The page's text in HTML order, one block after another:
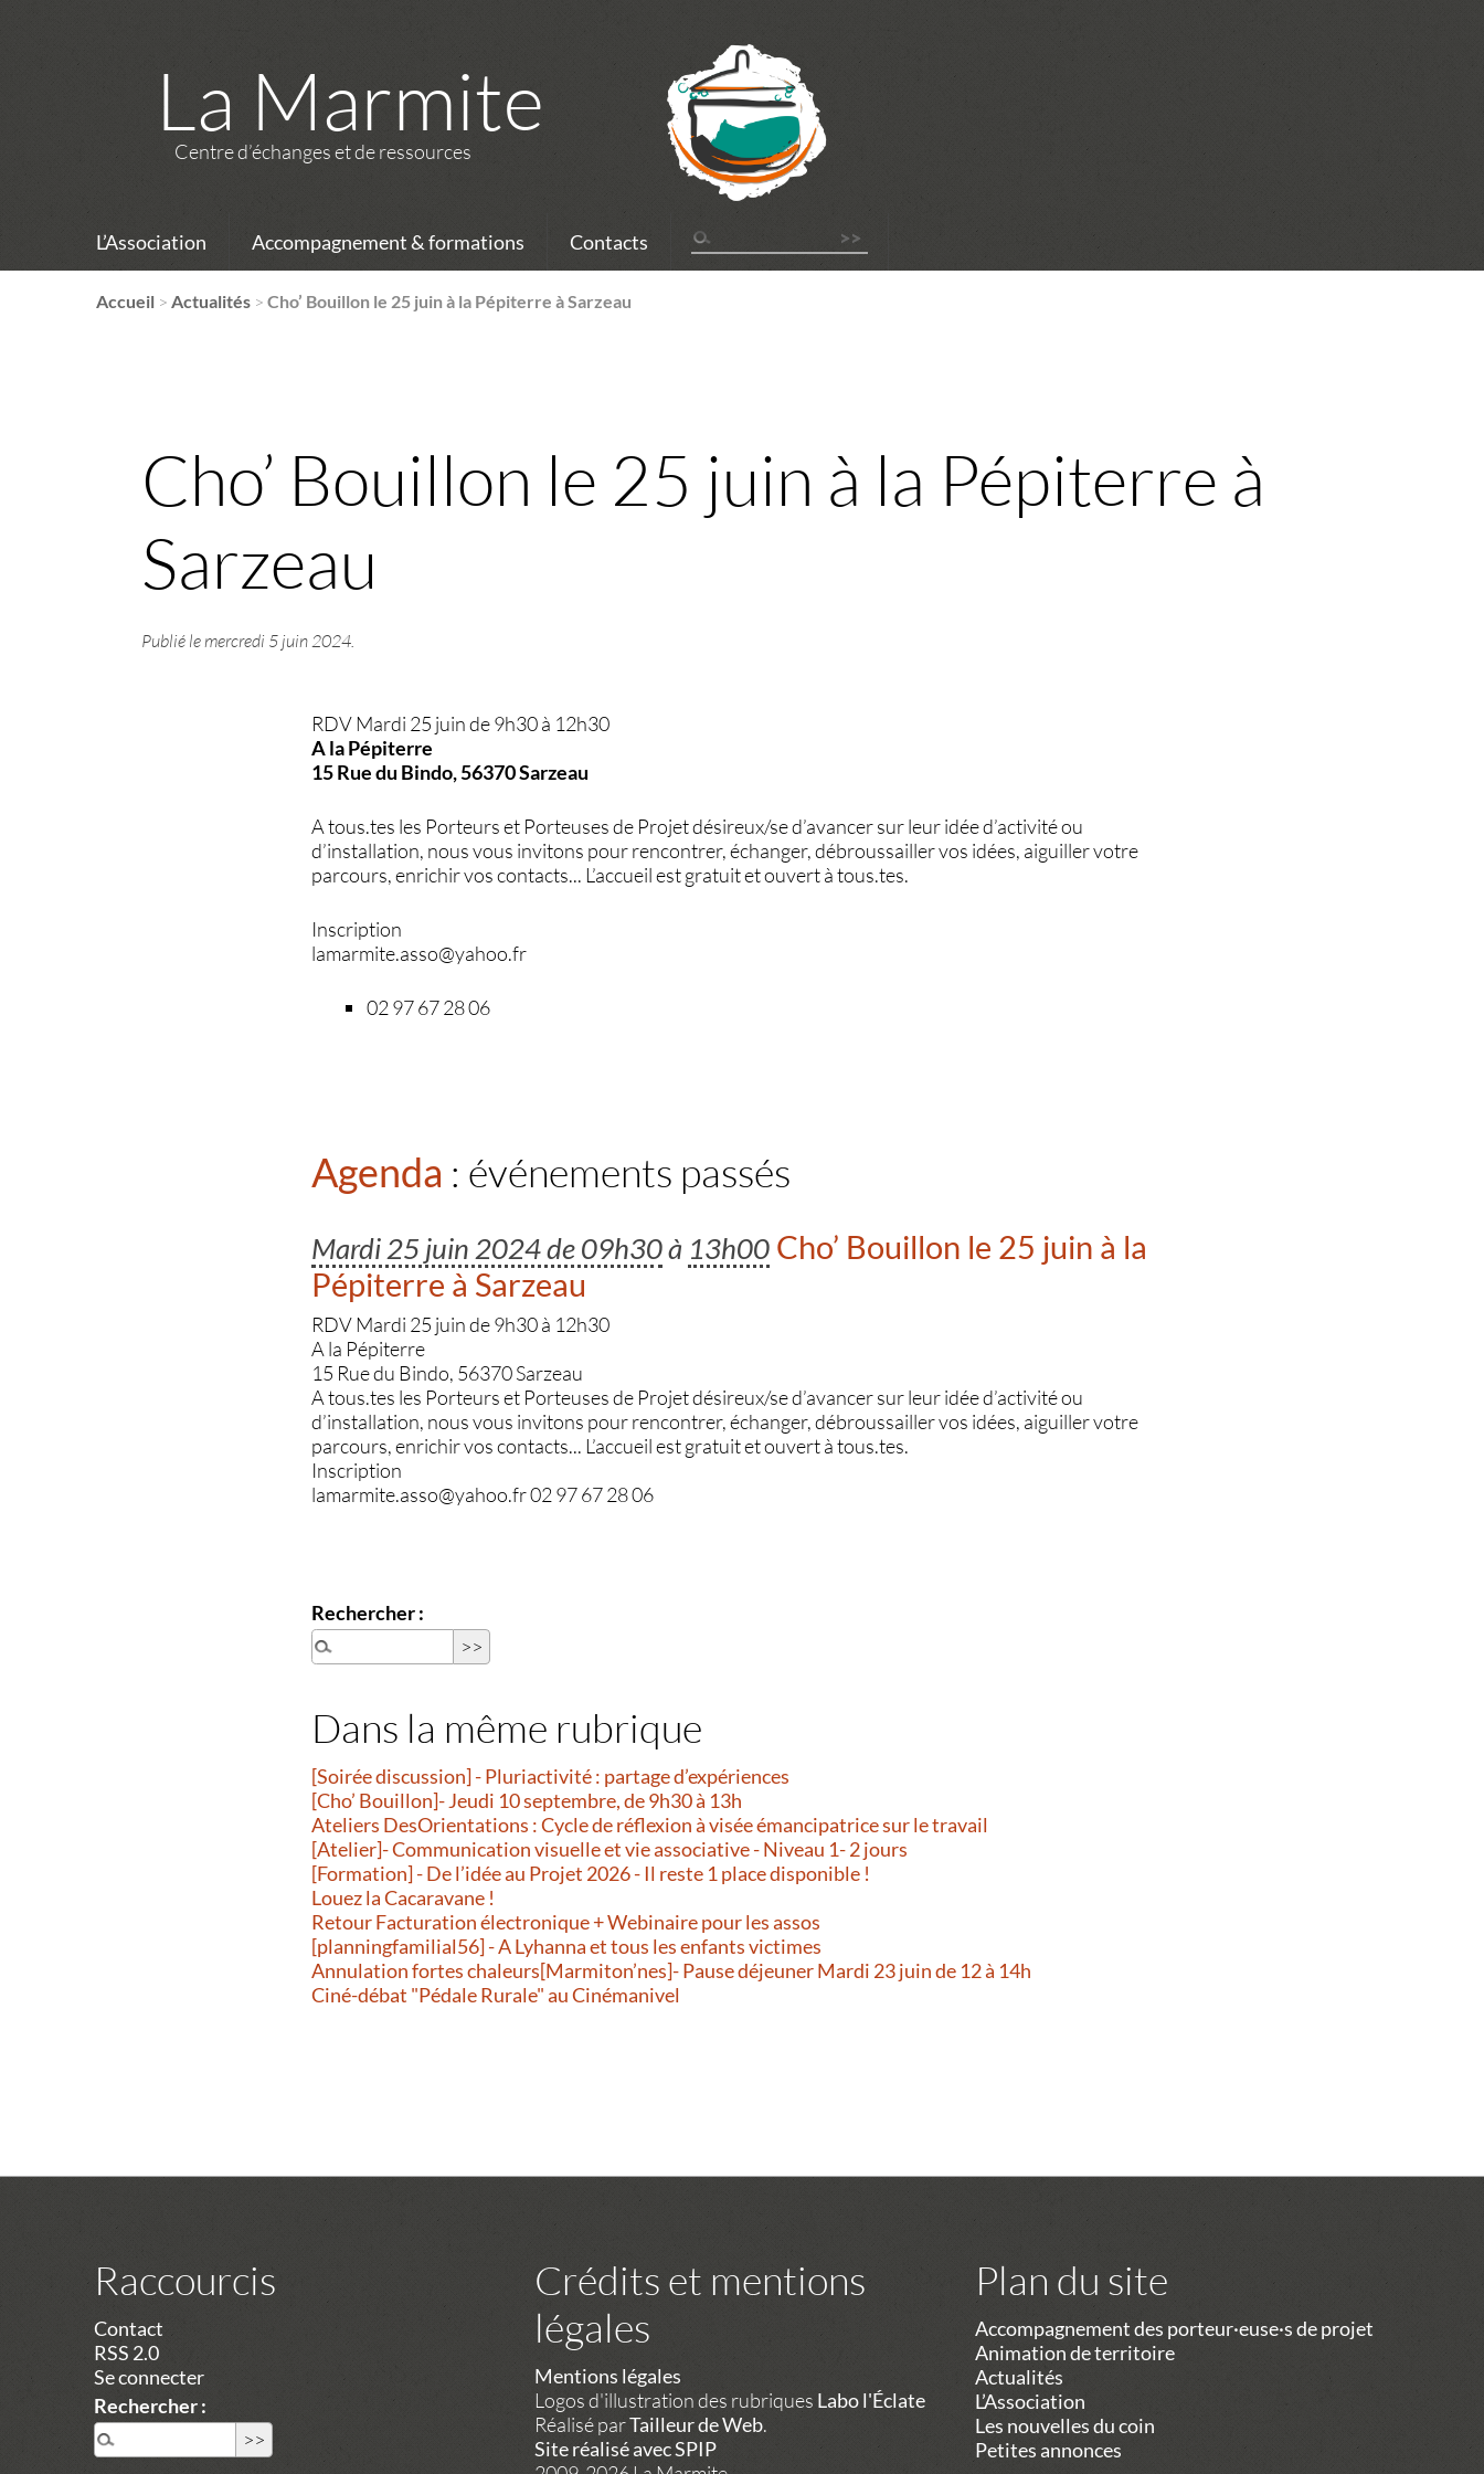
La Marmite
Centre d’échanges et de ressources
L’Association Accompagnement & formations Contacts
Accueil >Actualités >Cho’ Bouillon le 25 juin à la Pépiterre à Sarzeau
Cho’ Bouillon le 25 juin à la Pépiterre à
Sarzeau
Publié le mercredi 5 juin 2024.
RDV Mardi 25 juin de 9h30 à 12h30
A la Pépiterre
15 Rue du Bindo, 56370 Sarzeau
A tous.tes les Porteurs et Porteuses de Projet désireux/se d’avancer sur leur idée d’activité ou
d’installation, nous vous invitons pour rencontrer, échanger, débroussailler vos idées, aiguiller votre
parcours, enrichir vos contacts... L’accueil est gratuit et ouvert à tous.tes.
Inscription
lamarmite.asso@yahoo.fr
02 97 67 28 06
Agenda : événements passés
Mardi 25 juin 2024 de 09h30à 13h00 Cho’ Bouillon le 25 juin à la
Pépiterre à Sarzeau
RDV Mardi 25 juin de 9h30 à 12h30
A la Pépiterre
15 Rue du Bindo, 56370 Sarzeau
A tous.tes les Porteurs et Porteuses de Projet désireux/se d’avancer sur leur idée d’activité ou
d’installation, nous vous invitons pour rencontrer, échanger, débroussailler vos idées, aiguiller votre
parcours, enrichir vos contacts... L’accueil est gratuit et ouvert à tous.tes.
Inscription
lamarmite.asso@yahoo.fr 02 97 67 28 06
Rechercher :
Dans la même rubrique
[Soirée discussion] - Pluriactivité : partage d’expériences
[Cho’ Bouillon]- Jeudi 10 septembre, de 9h30 à 13h
Ateliers DesOrientations : Cycle de réflexion à visée émancipatrice sur le travail
[Atelier]- Communication visuelle et vie associative - Niveau 1- 2 jours
[Formation] - De l’idée au Projet 2026 - Il reste 1 place disponible !
Louez la Cacaravane !
Retour Facturation électronique + Webinaire pour les assos
[planningfamilial56] - A Lyhanna et tous les enfants victimes
Annulation fortes chaleurs[Marmiton’nes]- Pause déjeuner Mardi 23 juin de 12 à 14h
Ciné-débat "Pédale Rurale" au Cinémanivel
Raccourcis
Contact
RSS 2.0
Se connecter
Rechercher :
Crédits et mentions
légales
Mentions légales
Logos d'illustration des rubriques Labo l'Éclate
Réalisé parTailleur de Web.
Site réalisé avec SPIP
Plan du site
Accompagnement des porteur·euse·s de projet
Animation de territoire
Actualités
L’Association
Les nouvelles du coin
Petites annonces